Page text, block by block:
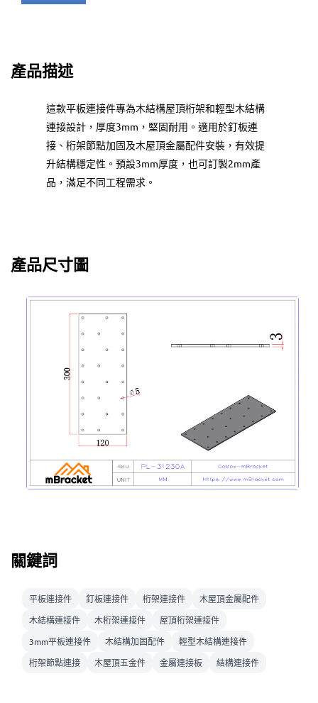
產品描述
這款平板連接件專為木結構屋頂桁架和輕型木結構
連接設計，厚度3mm，堅固耐用。適用於釘板連
接、桁架節點加固及木屋頂金屬配件安裝，有效提
升結構穩定性。預設3mm厚度，也可訂製2mm產
品，滿足不同工程需求。
產品尺寸圖
關鍵詞
平板連接件 釘板連接件 桁架連接件
木屋頂金屬配件
木結構連接件
木桁架連接件
屋頂桁架連接件
3mm平板連接件
木結構加固配件
輕型木結構連接件
桁架節點連接
木屋頂五金件 金屬連接板 結構連接件